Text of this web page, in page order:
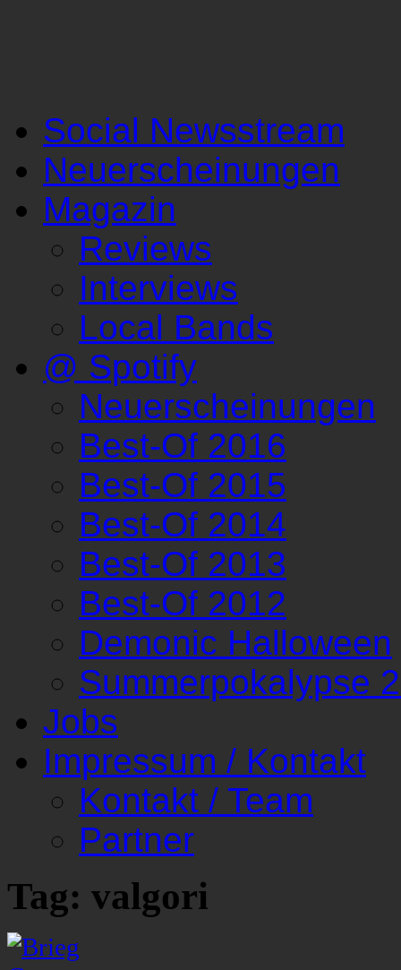
Social Newsstream
Neuerscheinungen
Magazin
Reviews
Interviews
Local Bands
@ Spotify
Neuerscheinungen
Best-Of 2016
Best-Of 2015
Best-Of 2014
Best-Of 2013
Best-Of 2012
Demonic Halloween
Summerpokalypse
Jobs
Impressum / Kontakt
Kontakt / Team
Partner
Tag: valgori